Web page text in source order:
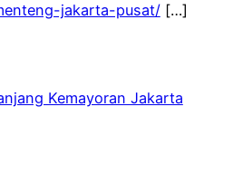
jakarta-pusat/[…]
Kemayoran Jakarta